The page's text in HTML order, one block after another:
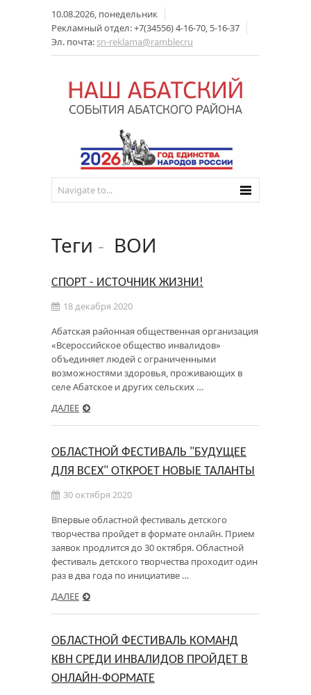
10.08.2026, понедельник
Рекламный отдел: +7(34556) 4-16-70, 5-16-37
Эл. почта: sn-reklama@rambler.ru
Теги - ВОИ
СПОРТ - ИСТОЧНИК ЖИЗНИ!
18 декабря 2020
Абатская районная общественная организация
«Всероссийское общество инвалидов»
объединяет людей с ограниченными
возможностями здоровья, проживающих в
селе Абатское и других сельских …
ДАЛЕЕ
ОБЛАСТНОЙ ФЕСТИВАЛЬ "БУДУЩЕЕ
ДЛЯ ВСЕХ" ОТКРОЕТ НОВЫЕ ТАЛАНТЫ
30 октября 2020
Впервые областной фестиваль детского
творчества пройдет в формате онлайн. Прием
заявок продлится до 30 октября. Областной
фестиваль детского творчества проходит один
раз в два года по инициативе …
ДАЛЕЕ
ОБЛАСТНОЙ ФЕСТИВАЛЬ КОМАНД
КВН СРЕДИ ИНВАЛИДОВ ПРОЙДЕТ В
ОНЛАЙН-ФОРМАТЕ